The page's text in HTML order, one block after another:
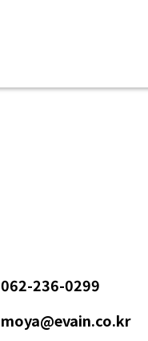
062-236-0299
moya@evain.co.kr